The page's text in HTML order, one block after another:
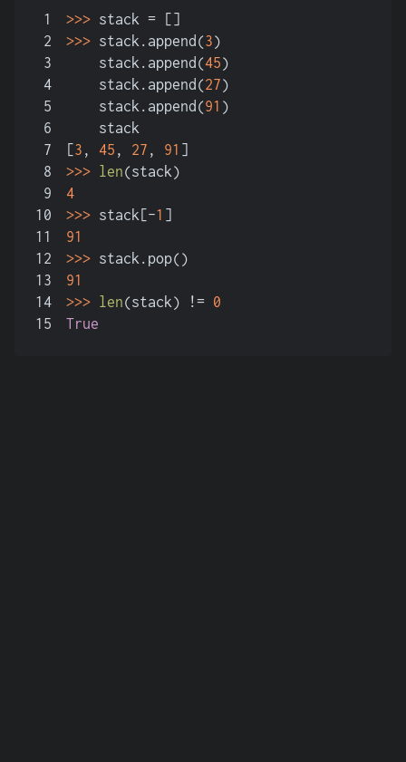
1
2
3
4
5
6
7
8
9
10
11
12
13
14
15
>>> stack = []
>>> stack.append(3)
    stack.append(
45)
    stack.append(
27)
    stack.append(
91 )
    stack
[3 , 45 , 27 , 91 ]
>>> len(stack)
4
>>> stack[-1 ]
91
>>> stack.pop()
91
>>> len(stack) != 0
True